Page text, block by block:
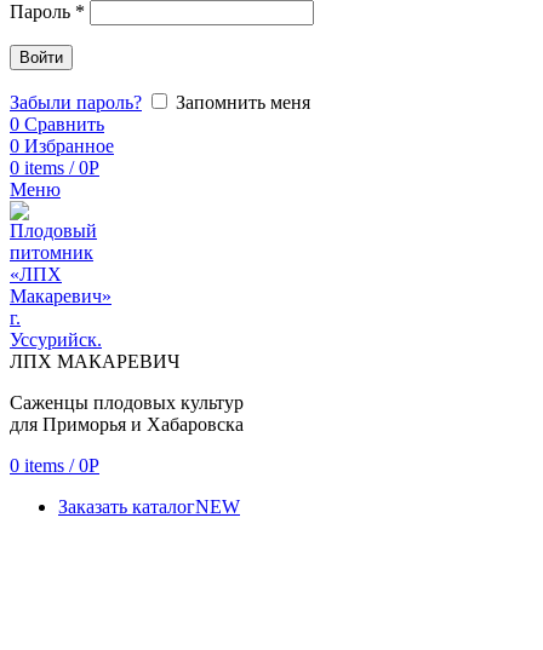
Пароль *
Войти
Забыли пароль?
Запомнить меня
0 Сравнить
0 Избранное
0 items / 0Р
Меню
ЛПХ МАКАРЕВИЧ
Саженцы плодовых культур
для Приморья и Хабаровска
0 items / 0Р
Заказать каталогNEW